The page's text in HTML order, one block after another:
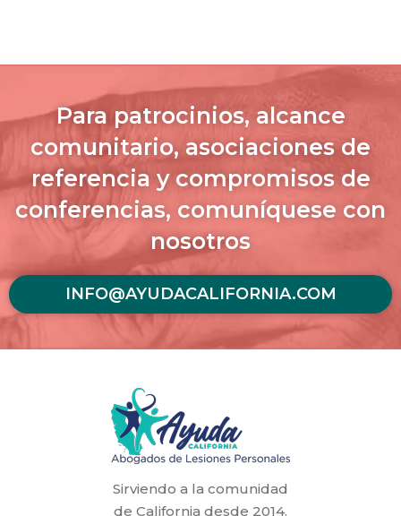
Para patrocinios, alcance
comunitario, asociaciones de
referencia y compromisos de
conferencias, comuníquese con
nosotros
INFO@AYUDACALIFORNIA.COM
Sirviendo a la comunidad
de California desde 2014.